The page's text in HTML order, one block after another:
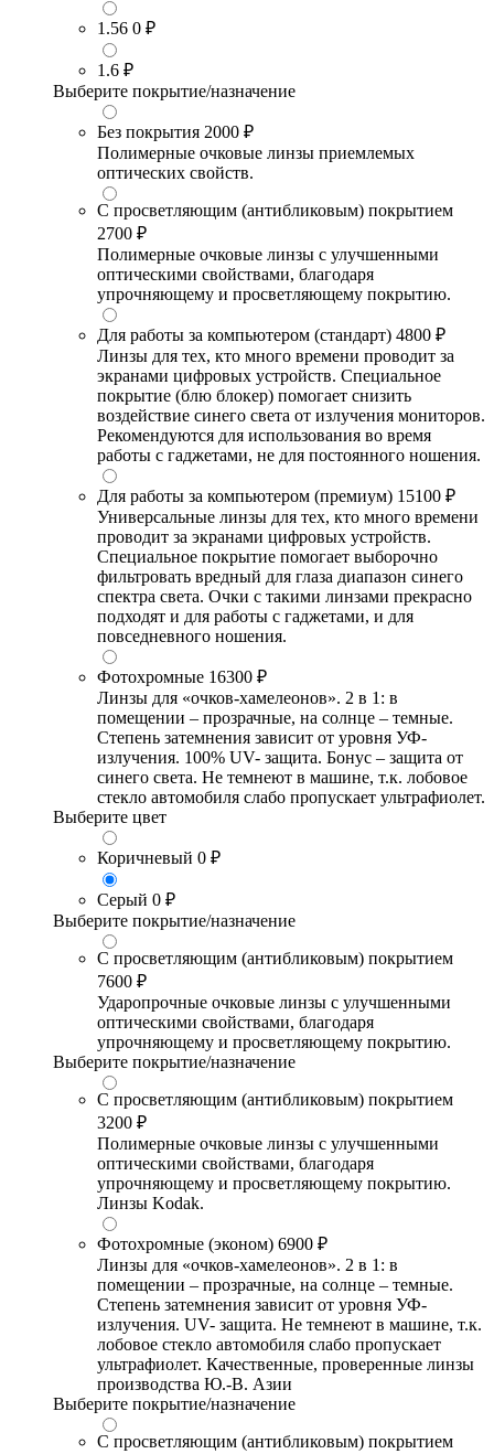
1.56 0 ₽
1.6 ₽
Выберите покрытие/назначение
Без покрытия 2000 ₽
Полимерные очковые линзы приемлемых
оптических свойств.
С просветляющим (антибликовым) покрытием
2700 ₽
Полимерные очковые линзы с улучшенными
оптическими свойствами, благодаря
упрочняющему и просветляющему покрытию.
Для работы за компьютером (стандарт) 4800 ₽
Линзы для тех, кто много времени проводит за
экранами цифровых устройств. Специальное
покрытие (блю блокер) помогает снизить
воздействие синего света от излучения мониторов.
Рекомендуются для использования во время
работы с гаджетами, не для постоянного ношения.
Для работы за компьютером (премиум) 15100 ₽
Универсальные линзы для тех, кто много времени
проводит за экранами цифровых устройств.
Специальное покрытие помогает выборочно
фильтровать вредный для глаза диапазон синего
спектра света. Очки с такими линзами прекрасно
подходят и для работы с гаджетами, и для
повседневного ношения.
Фотохромные 16300 ₽
Линзы для «очков-хамелеонов». 2 в 1: в
помещении – прозрачные, на солнце – темные.
Степень затемнения зависит от уровня УФ-
излучения. 100% UV- защита. Бонус – защита от
синего света. Не темнеют в машине, т.к. лобовое
стекло автомобиля слабо пропускает ультрафиолет.
Выберите цвет
Коричневый 0 ₽
Серый 0 ₽
Выберите покрытие/назначение
С просветляющим (антибликовым) покрытием
7600 ₽
Ударопрочные очковые линзы с улучшенными
оптическими свойствами, благодаря
упрочняющему и просветляющему покрытию.
Выберите покрытие/назначение
С просветляющим (антибликовым) покрытием
3200 ₽
Полимерные очковые линзы с улучшенными
оптическими свойствами, благодаря
упрочняющему и просветляющему покрытию.
Линзы Kodak.
Фотохромные (эконом) 6900 ₽
Линзы для «очков-хамелеонов». 2 в 1: в
помещении – прозрачные, на солнце – темные.
Степень затемнения зависит от уровня УФ-
излучения. UV- защита. Не темнеют в машине, т.к.
лобовое стекло автомобиля слабо пропускает
ультрафиолет. Качественные, проверенные линзы
производства Ю.-В. Азии
Выберите покрытие/назначение
С просветляющим (антибликовым) покрытием